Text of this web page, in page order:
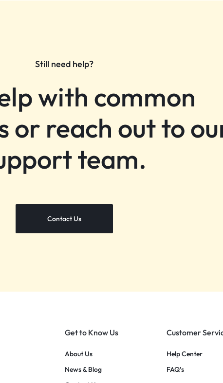
Still need help?
with common
or reach out to
team.
Contact Us
Get to Know Us
About Us
News & Blog
Customer
Help Center
FAQ’s